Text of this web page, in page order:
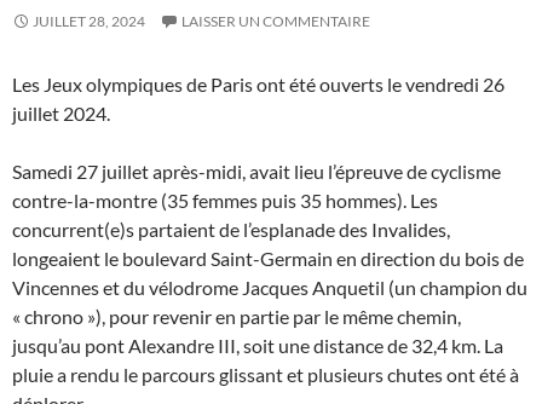
JUILLET 28, 2024 LAISSER UN COMMENTAIRE
Les Jeux olympiques de Paris ont été ouverts le vendredi 26
juillet 2024.
Samedi 27 juillet après-midi, avait lieu l’épreuve de cyclisme
contre-la-montre (35 femmes puis 35 hommes). Les
concurrent(e)s partaient de l’esplanade des Invalides,
longeaient le boulevard Saint-Germain en direction du bois de
Vincennes et du vélodrome Jacques Anquetil (un champion du
« chrono »), pour revenir en partie par le même chemin,
jusqu’au pont Alexandre III, soit une distance de 32,4 km. La
pluie a rendu le parcours glissant et plusieurs chutes ont été à